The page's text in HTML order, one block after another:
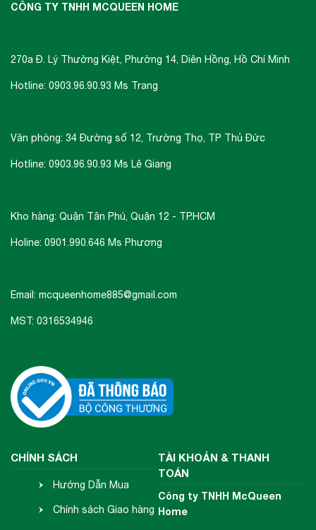
CÔNG TY TNHH MCQUEEN HOME
270a Đ. Lý Thường Kiệt, Phường 14, Diên Hồng, Hồ Chí Minh
Hotline: 0903.96.90.93 Ms Trang
Văn phòng: 34 Đường số 12, Trường Thọ, TP Thủ Đức
Hotline: 0903.96.90.93 Ms Lê Giang
Kho hàng: Quận Tân Phú, Quận 12 - TP.HCM
Holine: 0901.990.646 Ms Phương
Email: mcqueenhome885@gmail.com
MST: 0316534946
CHÍNH SÁCH
Hướng Dẫn Mua
Hàng
Chính sách Giao hàng
TÀI KHOẢN & THANH
TOÁN
Công ty TNHH McQueen
Home